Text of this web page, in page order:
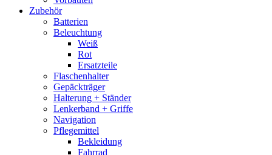
Zubehör
Batterien
Beleuchtung
Weiß
Rot
Ersatzteile
Flaschenhalter
Gepäckträger
Halterung + Ständer
Lenkerband + Griffe
Navigation
Pflegemittel
Bekleidung
Fahrrad